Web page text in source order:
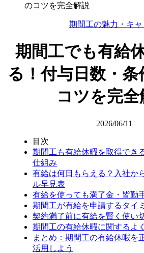
のコツを完全解説
期間工の魅力・キャ
期間工でも有給
る！付与日数・条
コツを完全
2026/06/11
目次
期間工も有給休暇を取得でき
仕組み
有給は何日もらえる？入社か
ル早見表
有給を使っても満了金・皆勤
期間工が有給を申請するタイ
契約満了前に有給を賢く使い
期間工の有給休暇に関するよ
まとめ：期間工の有給休暇を
活用しよう